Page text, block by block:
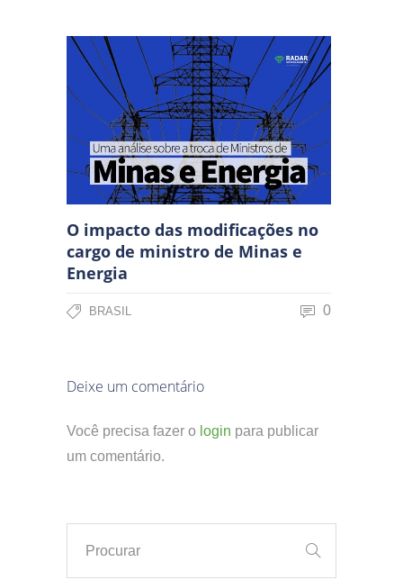
O impacto das modificações no
cargo de ministro de Minas e
Energia
BRASIL 0
Deixe um comentário
Você precisa fazer o login para publicar
um comentário.